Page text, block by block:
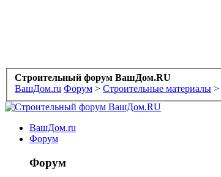
Строительный форум ВашДом.RU
ВашДом.ru Форум > Строительные материалы >
ВашДом.ru
Форум
Форум